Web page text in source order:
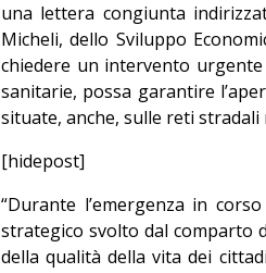
una lettera congiunta
Micheli, dello Sviluppo
chiedere un intervento
sanitarie, possa garantire
situate, anche, sulle reti
[hidepost]
“Durante l’emergenza in
strategico svolto dal comparto
della qualità della vita dei